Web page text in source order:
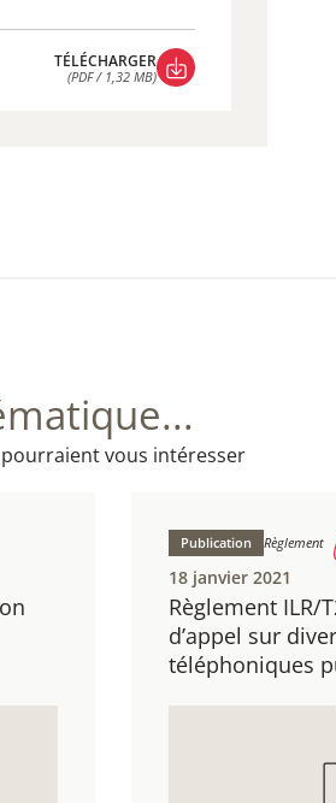
TÉLÉCHARGER
(PDF / 1,32 MB)
vous intéresser
Règlement ILR/
d’appel sur
téléphoniques
Publication Règlement
18 janvier 2021